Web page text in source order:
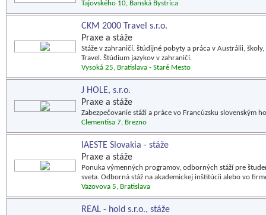
Tajovského 10, Banská Bystrica
CKM 2000 Travel s.r.o.
Praxe a stáže
Stáže v zahraničí, štúdijné pobyty a práca v Austrálii,
Travel. Štúdium jazykov v zahraničí.
Vysoká 25, Bratislava - Staré Mesto
J HOLE, s.r.o.
Praxe a stáže
Zabezpečovanie stáži a práce vo Francúzsku slovenským
Clementisa 7, Brezno
IAESTE Slovakia - stáže
Praxe a stáže
Ponuka výmenných programov, odborných stáží pre
sveta. Odborná stáž na akademickej inštitúcii alebo vo
Vazovova 5, Bratislava
REAL - hold s.r.o., stáže